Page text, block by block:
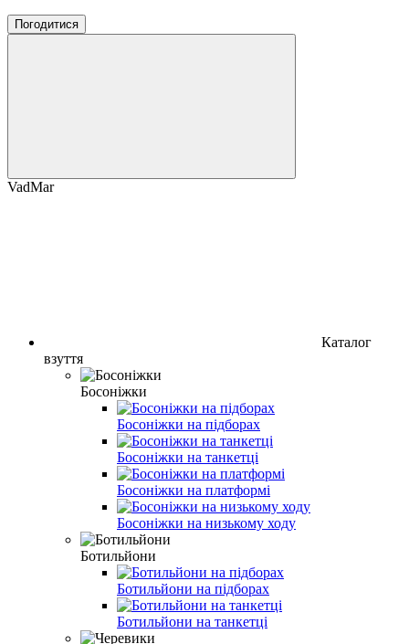
Погодитися
VadMar
Каталог
взуття
Босоніжки
Босоніжки на підборах
Босоніжки на танкетці
Босоніжки на платформі
Босоніжки на низькому ходу
Ботильйони
Ботильйони на підборах
Ботильйони на танкетці